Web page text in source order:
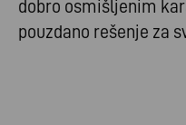
dobro osmišljenim
pouzdano rešenje za